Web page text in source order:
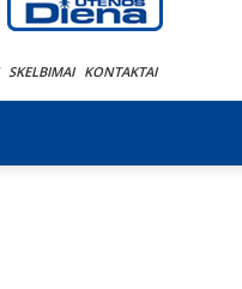
SKELBIMAI KONTAKTAI